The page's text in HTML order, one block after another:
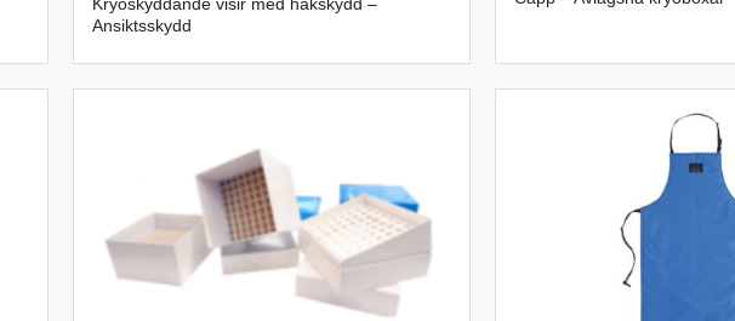
Kryoskyddande visir med hakskydd –
Ansiktsskydd